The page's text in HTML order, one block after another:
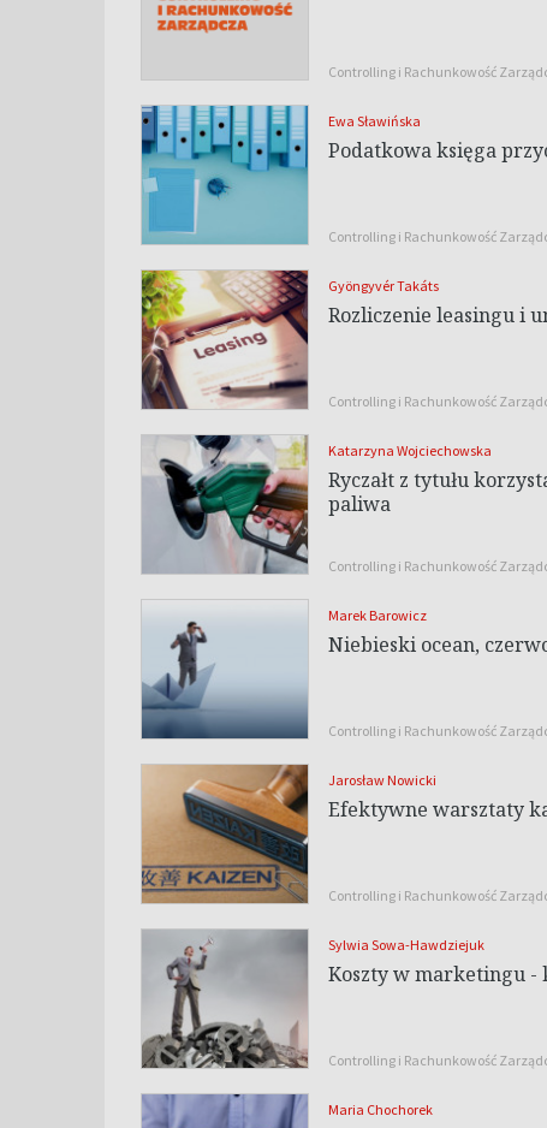
Controlling i Rachunkowość
Ewa Sławińska
Podatkowa księga
Controlling i Rachunkowość
Gyöngyvér Takáts
Rozliczenie leasingu i
Controlling i Rachunkowość
Katarzyna Wojciechowska
Ryczałt z tytułu
paliwa
Controlling i Rachunkowość
Marek Barowicz
Niebieski ocean,
Controlling i Rachunkowość
Jarosław Nowicki
Efektywne warsztaty
Controlling i Rachunkowość
Sylwia Sowa-Hawdziejuk
Koszty w marketingu -
Controlling i Rachunkowość
Maria Chochorek